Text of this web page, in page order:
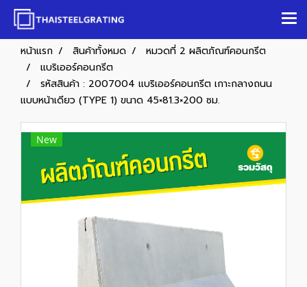
หน้าแรก สินค้าทั้งหมด
หมวดที่ 2 ผลิตภัณฑ์คอนกรีต
แบริเออร์คอนกรีต
รหัสสินค้า : 2007004 แบริเออร์คอนกรีต เกาะกลางถนน
เเบบหน้าเดียว (TYPE 1) ขนาด 45×81.3×200 ซม.
New